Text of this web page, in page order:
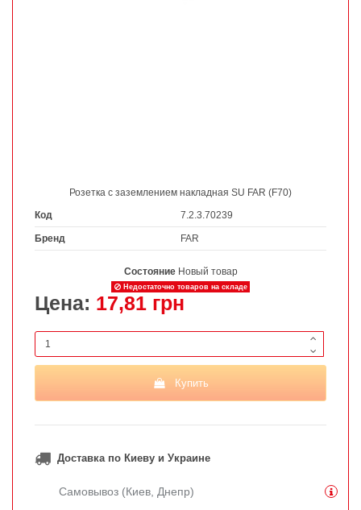
Розетка с заземлением накладная SU FAR (F70)
Код
7.2.3.70239
Бренд FAR
Состояние Новый товар
Недостаточно товаров на складе
Цена: 17,81 грн
Купить
Доставка по Киеву и Украине
Самовывоз (Киев, Днепр)